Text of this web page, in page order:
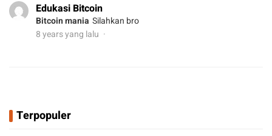
Edukasi Bitcoin
Bitcoin mania Silahkan bro
8 years yang lalu
Terpopuler